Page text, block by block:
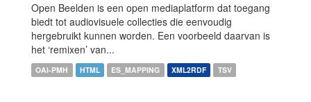
Open Beelden is een open mediaplatform dat toegang
biedt tot audiovisuele collecties die eenvoudig
hergebruikt kunnen worden. Een voorbeeld daarvan is
het ‘remixen’ van...
OAI-PMH HTML ES_MAPPING XML2RDF TSV